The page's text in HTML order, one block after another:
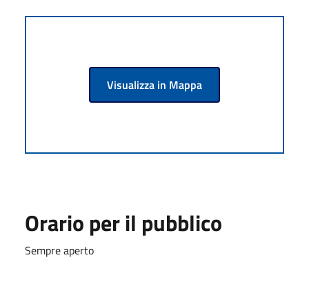
Visualizza in Mappa
Orario per il pubblico
Sempre aperto